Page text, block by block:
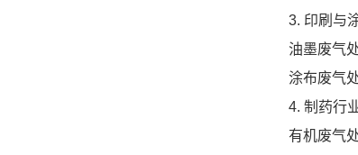
3. 印刷与
油墨废气
涂布废气
4. 制药行
有机废气